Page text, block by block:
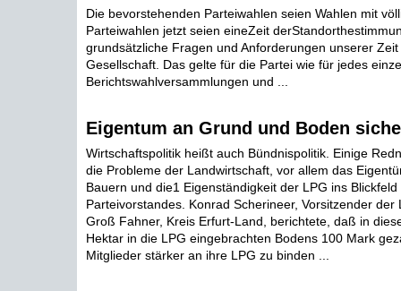
Die bevorstehenden Parteiwahlen seien Wahlen mit
Parteiwahlen jetzt seien eineZeit
grundsätzliche Fragen und Anforderungen unserer
Gesellschaft. Das gelte für die Partei wie für jedes
Berichtswahlversammlungen und ...
Eigentum an Grund und Boden
Wirtschaftspolitik heißt auch Bündnispolitik. Einige
die Probleme der Landwirtschaft, vor allem das
Bauern und die1 Eigenständigkeit der LPG ins Blickfeld
Parteivorstandes. Konrad Scherineer, Vorsitzender der
Groß Fahner, Kreis Erfurt-Land, berichtete, daß in
Hektar in die LPG eingebrachten Bodens 100 Mark
Mitglieder stärker an ihre LPG zu binden ...